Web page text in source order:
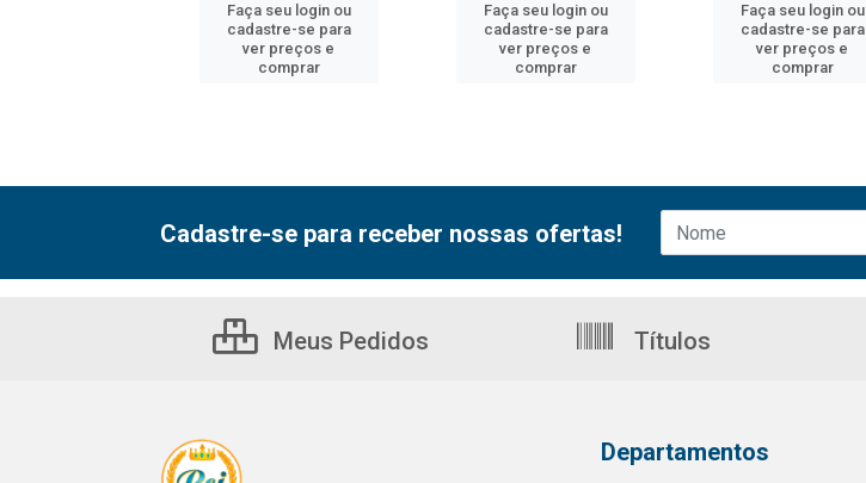
Faça seu login ou
cadastre-se para
ver preços e
comprar
Faça seu login ou
cadastre-se para
ver preços e
comprar
Faça seu login ou
cadastre-se para
ver preços e
comprar
Cadastre-se para receber nossas ofertas!
Meus Pedidos Títulos
Departamentos